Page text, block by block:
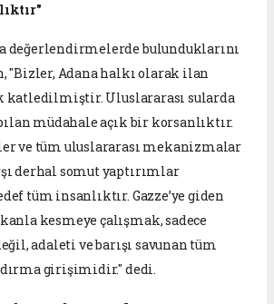
değerlendirmelerde bulunduklarını
"Bizler, Adana halkı olarak ilan
katledilmiştir. Uluslararası sularda
müdahale açık bir korsanlıktır.
ve tüm uluslararası mekanizmalar
derhal somut yaptırımlar
tüm insanlıktır. Gazze’ye giden
kesmeye çalışmak, sadece
adaleti ve barışı savunan tüm
girişimidir." dedi.